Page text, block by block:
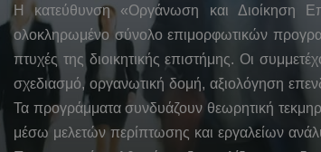
Η κατεύθυνση «Οργάνωση και Διοίκηση
ολοκληρωμένο σύνολο επιμορφωτικών
πτυχές της διοικητικής επιστήμης. Οι
σχεδιασμό, οργανωτική δομή, αξιολόγηση
Τα προγράμματα συνδυάζουν θεωρητική
μέσω μελετών περίπτωσης και εργαλείων